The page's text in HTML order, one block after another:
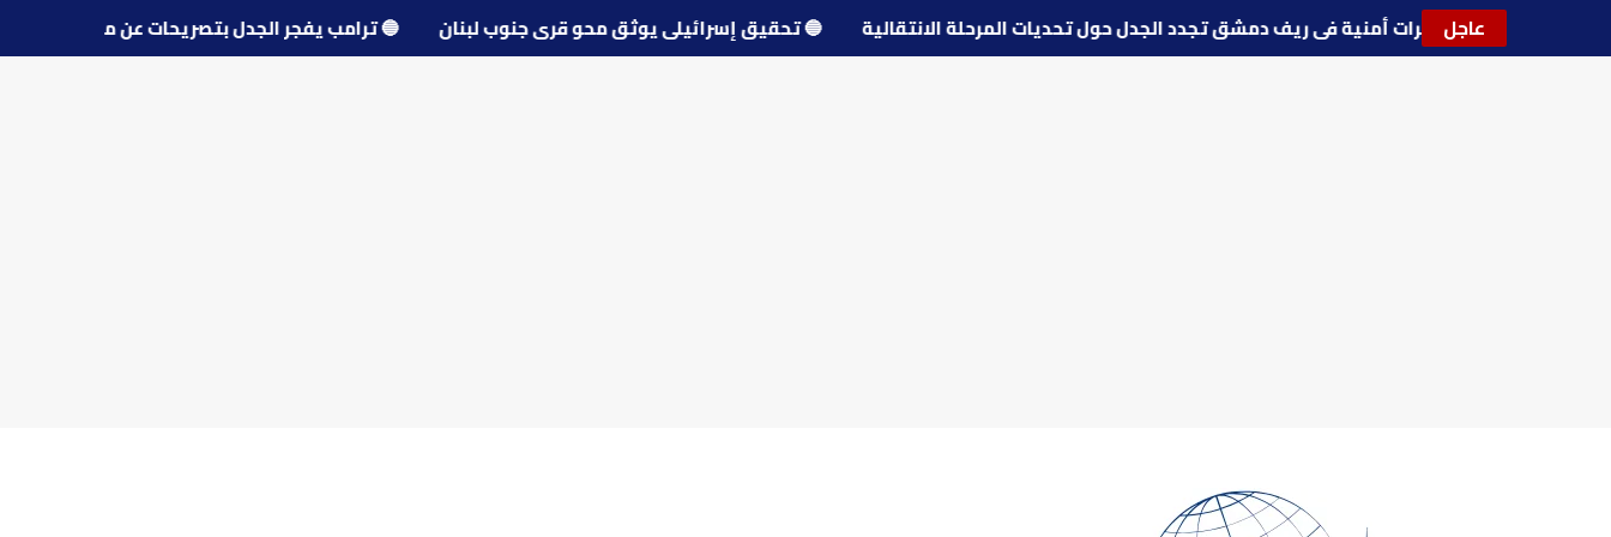
عاجل 🔵توترات أمنية في ريف دمشق تجدد الجدل حول تحديات المرحلة الانتقالية 🔵تحقيق إسرائيلي يوثق محو قرى جنوب لبنان 🔵ترامب يفجر الجدل بتصريحات عن مفاوضات